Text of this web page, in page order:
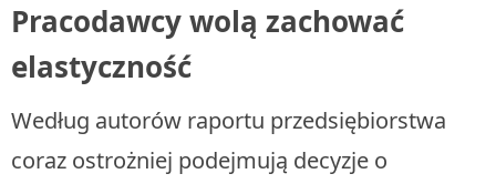
Pracodawcy wolą zachować
elastyczność
Według autorów raportu przedsiębiorstwa
coraz ostrożniej podejmują decyzje o